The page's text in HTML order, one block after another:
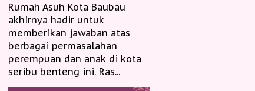
Rumah Asuh Kota Baubau
akhirnya hadir untuk
memberikan jawaban atas
berbagai permasalahan
perempuan dan anak di kota
seribu benteng ini. Ras...